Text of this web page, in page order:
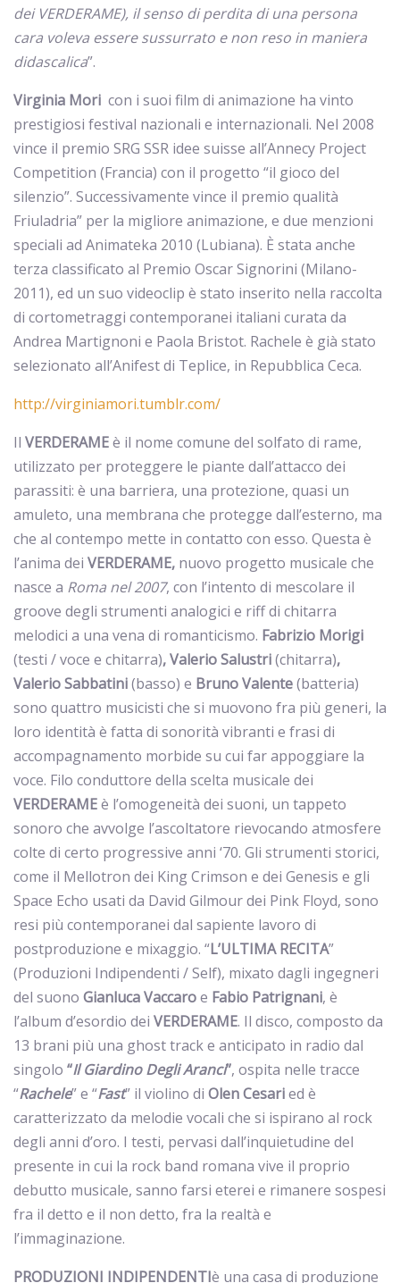
dei VERDERAME), il senso di perdita di una persona
cara voleva essere sussurrato e non reso in maniera
didascalica”.
Virginia Mori con i suoi film di animazione ha vinto
prestigiosi festival nazionali e internazionali. Nel 2008
vince il premio SRG SSR idee suisse all’Annecy Project
Competition (Francia) con il progetto “il gioco del
silenzio”. Successivamente vince il premio qualità
Friuladria” per la migliore animazione, e due menzioni
speciali ad Animateka 2010 (Lubiana). È stata anche
terza classificato al Premio Oscar Signorini (Milano-
2011), ed un suo videoclip è stato inserito nella raccolta
di cortometraggi contemporanei italiani curata da
Andrea Martignoni e Paola Bristot. Rachele è già stato
selezionato all’Anifest di Teplice, in Repubblica Ceca.
http://virginiamori.tumblr.com/
Il VERDERAMEè il nome comune del solfato di rame,
utilizzato per proteggere le piante dall’attacco dei
parassiti: è una barriera, una protezione, quasi un
amuleto, una membrana che protegge dall’esterno, ma
che al contempo mette in contatto con esso. Questa è
l’anima dei VERDERAME, nuovo progetto musicale che
nasce a Roma nel 2007, con l’intento di mescolare il
groove degli strumenti analogici e riff di chitarra
melodici a una vena di romanticismo. Fabrizio Morigi
(testi / voce e chitarra), Valerio Salustri(chitarra),
Valerio Sabbatini(basso) e Bruno Valente(batteria)
sono quattro musicisti che si muovono fra più generi, la
loro identità è fatta di sonorità vibranti e frasi di
accompagnamento morbide su cui far appoggiare la
voce. Filo conduttore della scelta musicale dei
VERDERAMEè l’omogeneità dei suoni, un tappeto
sonoro che avvolge l’ascoltatore rievocando atmosfere
colte di certo progressive anni ‘70. Gli strumenti storici,
come il Mellotron dei King Crimson e dei Genesis e gli
Space Echo usati da David Gilmour dei Pink Floyd, sono
resi più contemporanei dal sapiente lavoro di
postproduzione e mixaggio. “L’ULTIMA RECITA”
(Produzioni Indipendenti / Self), mixato dagli ingegneri
del suono Gianluca Vaccaroe Fabio Patrignani, è
l’album d’esordio dei VERDERAME. Il disco, composto da
13 brani più una ghost track e anticipato in radio dal
singolo “Il Giardino Degli Aranci”, ospita nelle tracce
“Rachele” e “Fast” il violino di Olen Cesaried è
caratterizzato da melodie vocali che si ispirano al rock
degli anni d’oro. I testi, pervasi dall’inquietudine del
presente in cui la rock band romana vive il proprio
debutto musicale, sanno farsi eterei e rimanere sospesi
fra il detto e il non detto, fra la realtà e
l’immaginazione.
PRODUZIONI INDIPENDENTIè una casa di produzione